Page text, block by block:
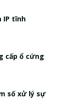
Việt
ở Việt
các quĩ
IP tĩnh
cấp ổ cứng
số xử lý sự